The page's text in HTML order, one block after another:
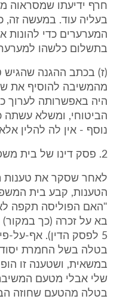
חרף ידיעתו שמסראוה
בעליה עוד. במעשה זה,
המערערים כדי להונות
בתשלום כלשהו
(ז) בכתב ההגנה
מהמשיבה להוסיף את
היה באפשרותה לערוך
הביטוחי, ומשלא עשתה
נוסף - אין לה להלין
2. פסק דינו של בית משפט קמא
לאחר שסקר את טענות
הטענות, קבע בית
"האם הפוליסה תקפה
בא על זכרה (כך
5 לפסק הדין). אף-על-
בטלה בשל החמרת
במשאית, ושטענה זו
שלי אבלי מטעם
בטלה מהטעם שחוזה